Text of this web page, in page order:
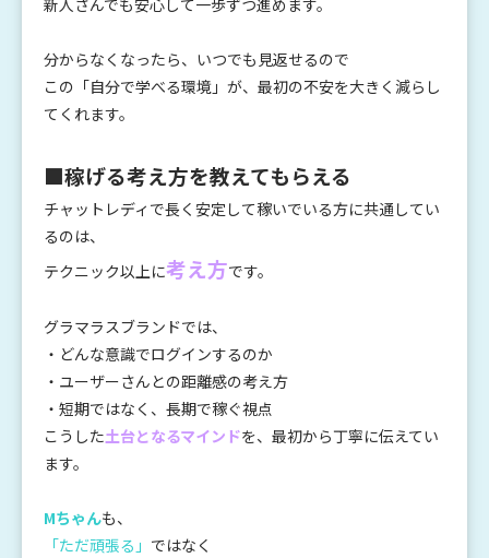
新人さんでも安心して一歩ずつ進めます。
分からなくなったら、いつでも見返せるので
この「自分で学べる環境」が、最初の不安を大きく減らし
てくれます。
■稼げる考え方を教えてもらえる
チャットレディで長く安定して稼いでいる方に共通してい
るのは、
テクニック以上に考え方です。
グラマラスブランドでは、
・どんな意識でログインするのか
・ユーザーさんとの距離感の考え方
・短期ではなく、長期で稼ぐ視点
こうした土台となるマインドを、最初から丁寧に伝えてい
ます。
Mちゃんも、
「ただ頑張る」 ではなく